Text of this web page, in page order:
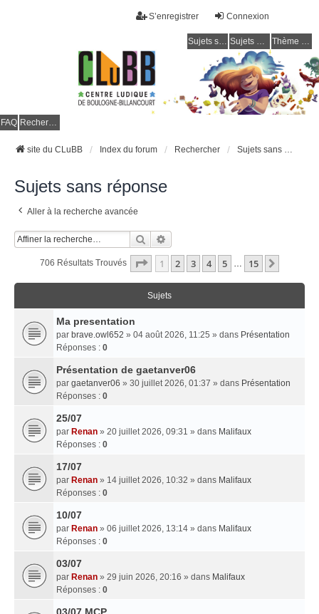
Connexion
S’enregistrer
Sujets sans réponse Sujets actifs Thème clair / foncé
FAQ Rechercher
site du CLuBB Index du forum Rechercher Sujets sans réponse
Sujets sans réponse
Aller à la recherche avancée
Rechercher
706 Résultats Trouvés Page 1Sur
1 2 3 4 5 … 15
Sujets
Ma presentation
par brave.owl652 » 04 août 2026, 11:25 » dans Présentation
Réponses : 0
Présentation de gaetanver06
par gaetanver06 » 30 juillet 2026, 01:37 » dans Présentation
Réponses : 0
25/07
par Renan » 20 juillet 2026, 09:31 » dans Malifaux
Réponses : 0
17/07
par Renan » 14 juillet 2026, 10:32 » dans Malifaux
Réponses : 0
10/07
par Renan » 06 juillet 2026, 13:14 » dans Malifaux
Réponses : 0
03/07
par Renan » 29 juin 2026, 20:16 » dans Malifaux
Réponses : 0